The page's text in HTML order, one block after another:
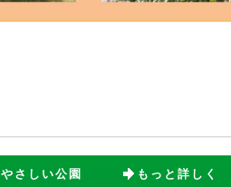
やさしい公園 もっと詳しく